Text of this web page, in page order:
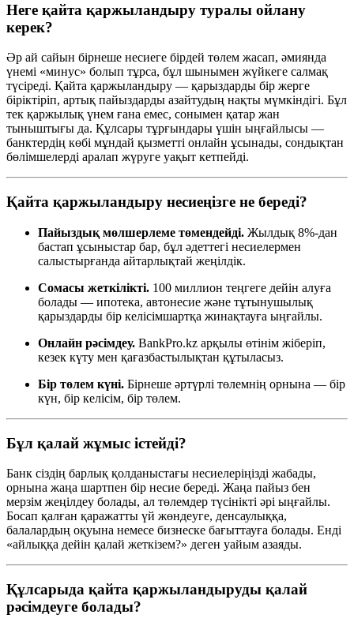
Неге қайта қаржыландыру туралы ойлану
керек?
Әр ай сайын бірнеше несиеге бірдей төлем жасап, әмиянда
үнемі «минус» болып тұрса, бұл шынымен жүйкеге салмақ
түсіреді. Қайта қаржыландыру — қарыздарды бір жерге
біріктіріп, артық пайыздарды азайтудың нақты мүмкіндігі. Бұл
тек қаржылық үнем ғана емес, сонымен қатар жан
тыныштығы да. Құлсары тұрғындары үшін ыңғайлысы —
банктердің көбі мұндай қызметті онлайн ұсынады, сондықтан
бөлімшелерді аралап жүруге уақыт кетпейді.
Қайта қаржыландыру несиеңізге не береді?
Пайыздық мөлшерлеме төмендейді. Жылдық 8%-дан
бастап ұсыныстар бар, бұл әдеттегі несиелермен
салыстырғанда айтарлықтай жеңілдік.
Сомасы жеткілікті. 100 миллион теңгеге дейін алуға
болады — ипотека, автонесие және тұтынушылық
қарыздарды бір келісімшартқа жинақтауға ыңғайлы.
Онлайн рәсімдеу. BankPro.kz арқылы өтінім жіберіп,
кезек күту мен қағазбастылықтан құтыласыз.
Бір төлем күні. Бірнеше әртүрлі төлемнің орнына — бір
күн, бір келісім, бір төлем.
Бұл қалай жұмыс істейді?
Банк сіздің барлық қолданыстағы несиелеріңізді жабады,
орнына жаңа шартпен бір несие береді. Жаңа пайыз бен
мерзім жеңілдеу болады, ал төлемдер түсінікті әрі ыңғайлы.
Босап қалған қаражатты үй жөндеуге, денсаулыққа,
балалардың оқуына немесе бизнеске бағыттауға болады. Енді
«айлыққа дейін қалай жеткізем?» деген уайым азаяды.
Құлсарыда қайта қаржыландыруды қалай
рәсімдеуге болады?